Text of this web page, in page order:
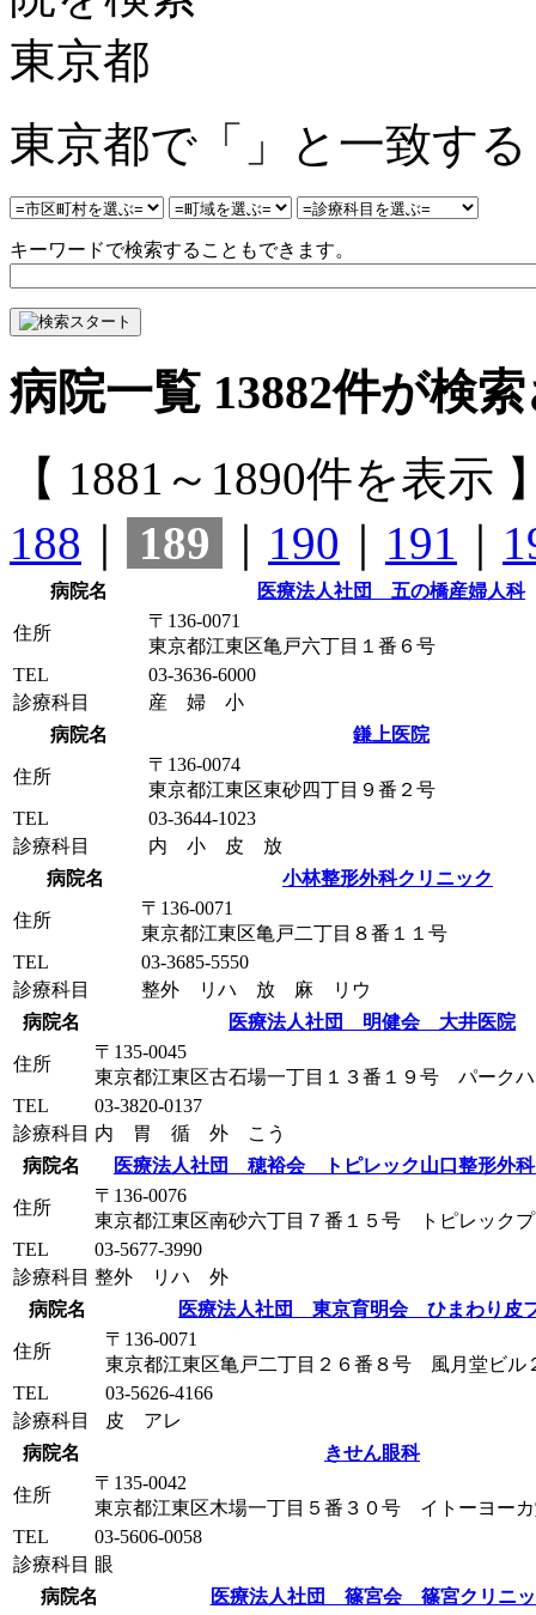
東京都で「」と一致す
キーワードで検索することもできます。
病院一覧 13882件が検
【 1881～1890件を表示
188
189 190 191
病院名 医療法人社団 五の橋産婦人科
住所
〒136-0071
東京都江東区亀戸六丁目１番６号
TEL
03-3636-6000
診療科目
産 婦 小
病院名
鎌上医院
住所
〒136-0074
東京都江東区東砂四丁目９番２号
TEL
03-3644-1023
診療科目
内 小 皮 放
病院名
小林整形外科クリニック
住所
〒136-0071
東京都江東区亀戸二丁目８番１１号
TEL
03-3685-5550
診療科目
整外 リハ 放 麻 リウ
病院名
医療法人社団 明健会 大井医院
住所
〒135-0045
東京都江東区古石場一丁目１３番１９号 パーク
TEL
03-3820-0137
診療科目 内 胃 循 外 こう
病院名
医療法人社団 穂裕会 トピレック山口整形外科
住所
〒136-0076
東京都江東区南砂六丁目７番１５号 トピレック
TEL
03-5677-3990
診療科目 整外 リハ 外
病院名
医療法人社団 東京育明会 ひまわり皮
住所
〒136-0071
東京都江東区亀戸二丁目２６番８号 風月堂ビル
TEL
03-5626-4166
診療科目
皮 アレ
病院名
きせん眼科
住所
〒135-0042
東京都江東区木場一丁目５番３０号 イトーヨー
TEL
03-5606-0058
診療科目 眼
病院名
医療法人社団 篠宮会 篠宮クリニ